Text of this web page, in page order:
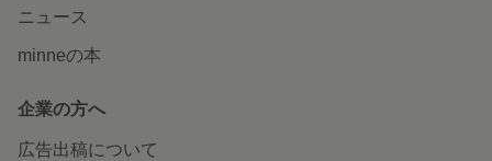
ニュース
minneの本
企業の方へ
広告出稿について